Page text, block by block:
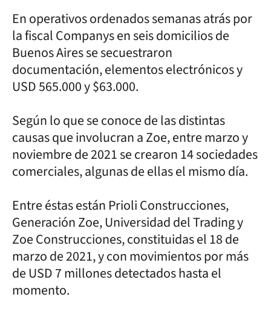
En operativos ordenados semanas atrás por
la fiscal Companys en seis domicilios de
Buenos Aires se secuestraron
documentación, elementos electrónicos y
USD 565.000 y $63.000.
Según lo que se conoce de las distintas
causas que involucran a Zoe, entre marzo y
noviembre de 2021 se crearon 14 sociedades
comerciales, algunas de ellas el mismo día.
Entre éstas están Prioli Construcciones,
Generación Zoe, Universidad del Trading y
Zoe Construcciones, constituidas el 18 de
marzo de 2021, y con movimientos por más
de USD 7 millones detectados hasta el
momento.